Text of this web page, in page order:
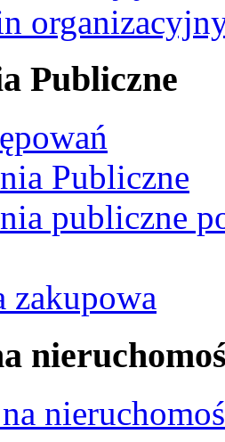
Publiczne
Publiczne
publiczne
zakupowa